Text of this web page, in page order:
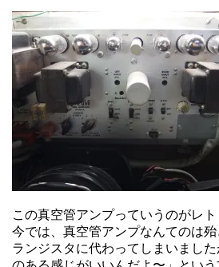
この真空管アンプっていうのがレト
今では、真空管アンプなんてのは
ランジスタに代わってしまいまし